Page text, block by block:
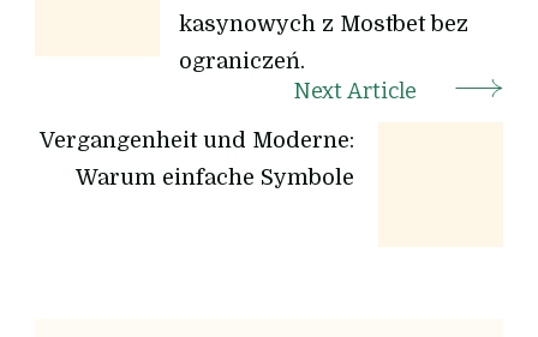
kasynowych z Mostbet bez
ograniczeń.
Next Article
Vergangenheit und Moderne:
Warum einfache Symbole